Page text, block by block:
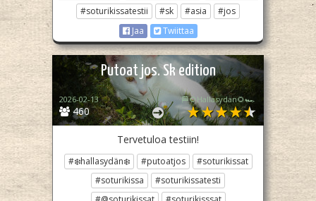
#soturikissatestii
#sk #asia
#jos
Jaa
Twiittaa
Putoat jos. Sk edition
460
2026-02-13 🏁🌻Hallasydän🌻🏎️
Tervetuloa testiin!
#❄️hallasydän❄️ #putoatjos
#soturikissat
#soturikissa
#soturikissatesti